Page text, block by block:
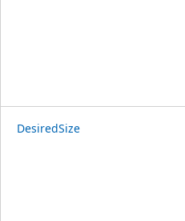
DesiredSize